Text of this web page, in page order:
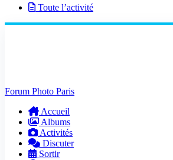
Toute l’activité
Forum Photo Paris
Accueil
Albums
Activités
Discuter
Sortir